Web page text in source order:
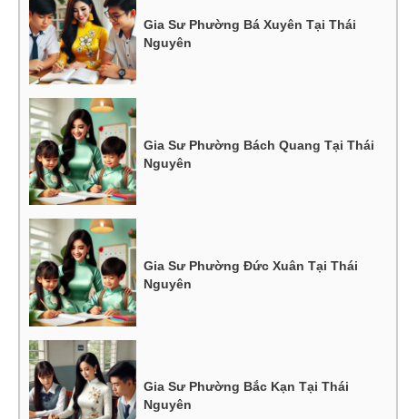
Gia Sư Phường Bá Xuyên Tại Thái
Nguyên
Gia Sư Phường Bách Quang Tại Thái
Nguyên
Gia Sư Phường Đức Xuân Tại Thái
Nguyên
Gia Sư Phường Bắc Kạn Tại Thái
Nguyên